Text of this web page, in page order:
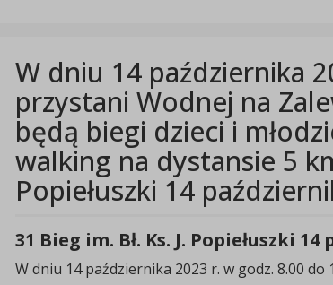
W dniu 14 października
przystani Wodnej na
będą biegi dzieci i
walking na dystansie 5
Popiełuszki 14
31 Bieg im. Bł. Ks. J. Popiełuszki
W dniu 14 października 2023 r. w godz. 8.00